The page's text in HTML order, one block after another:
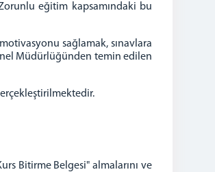
eğitim kapsamındaki bu
sağlamak, sınavlara
Müdürlüğünden temin edilen
Bitirme Belgesi" almalarını ve